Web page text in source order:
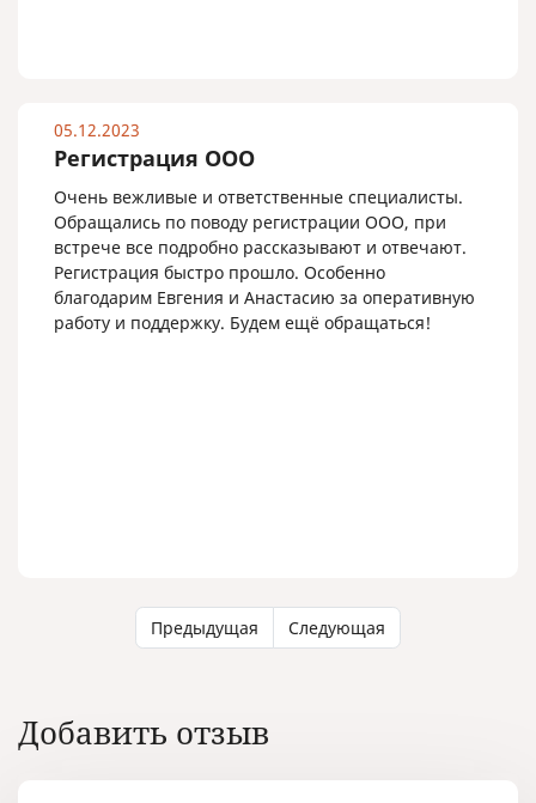
05.12.2023
Регистрация ООО
Очень вежливые и ответственные специалисты.
Обращались по поводу регистрации ООО, при
встрече все подробно рассказывают и отвечают.
Регистрация быстро прошло. Особенно
благодарим Евгения и Анастасию за оперативную
работу и поддержку. Будем ещё обращаться!
Предыдущая Следующая
Добавить отзыв